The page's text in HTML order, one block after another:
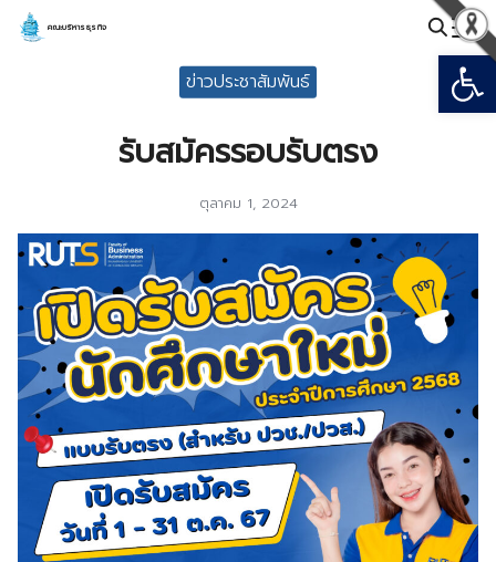
Skip
คณะบริหารธุรกิจ
ข่าวประชาสัมพันธ์
รับสมัครรอบรับตรง
ตุลาคม 1, 2024